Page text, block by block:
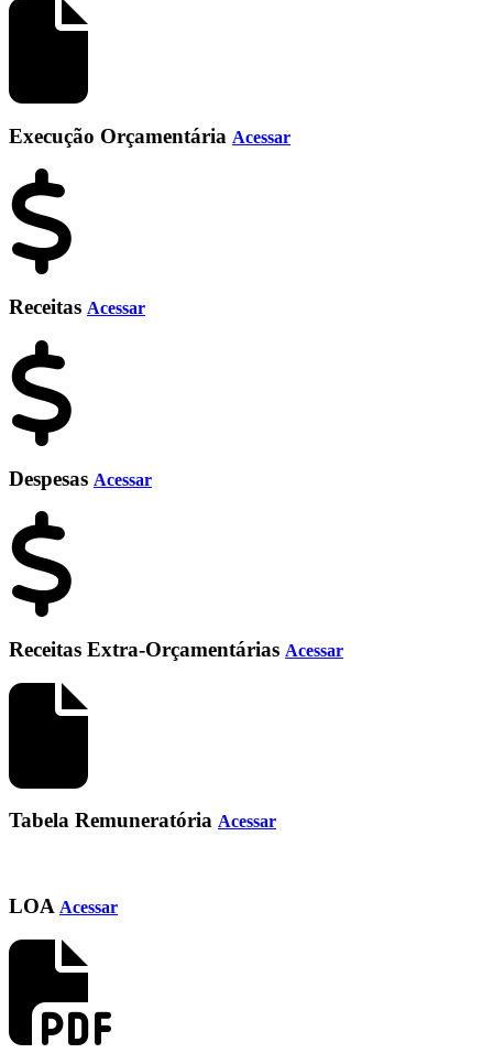
Execução Orçamentária Acessar
Receitas Acessar
Despesas Acessar
Receitas Extra-Orçamentárias Acessar
Tabela Remuneratória Acessar
LOA Acessar